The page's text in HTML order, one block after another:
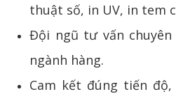
thuật số, in UV, in tem
Đội ngũ tư vấn
ngành hàng.
Cam kết đúng tiến